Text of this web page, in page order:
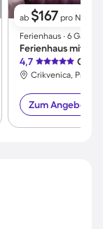
ab $167 pro Nacht
Ferienhaus ∙ 6 Gäste
4,7
Crikvenica,
Zum Angebot